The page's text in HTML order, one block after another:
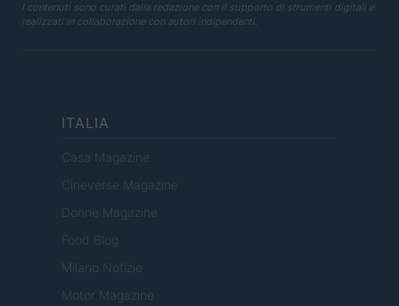
I contenuti sono curati dalla redazione con il supporto di strumenti digitali e
realizzati in collaborazione con autori indipendenti.
ITALIA
Casa Magazine
Cineverse Magazine
Donne Magazine
Food Blog
Milano Notizie
Motor Magazine